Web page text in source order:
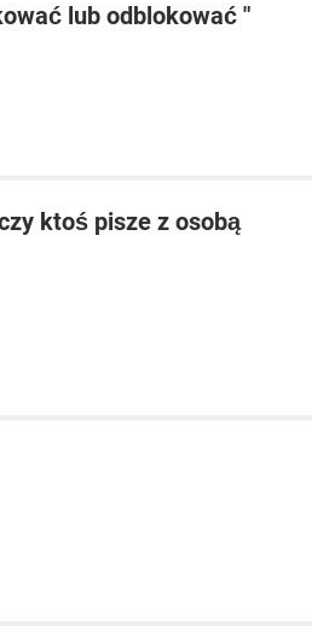
lub odblokować "
ktoś pisze z osobą